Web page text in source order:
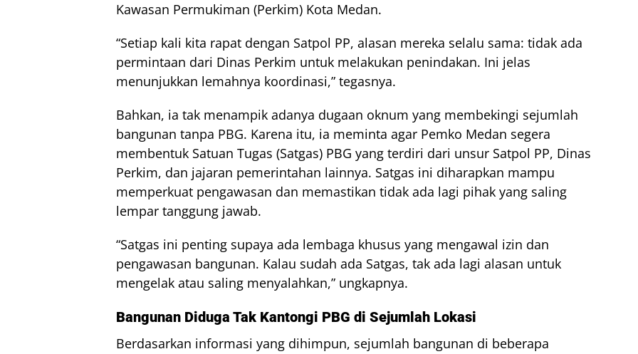
Kawasan Permukiman (Perkim) Kota Medan.
“Setiap kali kita rapat dengan Satpol PP, alasan mereka selalu sama: tidak ada
permintaan dari Dinas Perkim untuk melakukan penindakan. Ini jelas
menunjukkan lemahnya koordinasi,” tegasnya.
Bahkan, ia tak menampik adanya dugaan oknum yang membekingi sejumlah
bangunan tanpa PBG. Karena itu, ia meminta agar Pemko Medan segera
membentuk Satuan Tugas (Satgas) PBG yang terdiri dari unsur Satpol PP, Dinas
Perkim, dan jajaran pemerintahan lainnya. Satgas ini diharapkan mampu
memperkuat pengawasan dan memastikan tidak ada lagi pihak yang saling
lempar tanggung jawab.
“Satgas ini penting supaya ada lembaga khusus yang mengawal izin dan
pengawasan bangunan. Kalau sudah ada Satgas, tak ada lagi alasan untuk
mengelak atau saling menyalahkan,” ungkapnya.
Bangunan Diduga Tak Kantongi PBG di Sejumlah Lokasi
Berdasarkan informasi yang dihimpun, sejumlah bangunan di beberapa